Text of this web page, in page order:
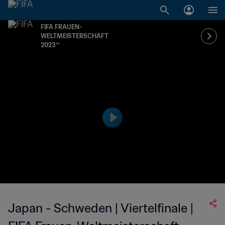
FIFA FRAUEN-
WELTMEISTERSCHAFT
2023™
Japan - Schweden | Viertelfinale |